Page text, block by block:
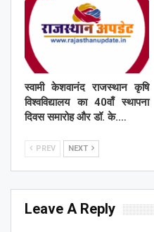
स्वामी केशवानंद राजस्थान कृषि
विश्वविद्यालय का 40वाँ स्थापना
दिवस समारोह और डॉ. के.…
PREV NEXT
Leave A Reply